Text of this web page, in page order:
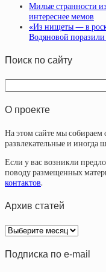
Милые странности
интереснее мемов
«Из нищеты — в
Водяновой поразили
Поиск по сайту
О проекте
На этом сайте мы
развлекательные и иногда
Если у вас возникли
поводу размещенных
контактов.
Архив статей
Архив
статей
Подписка по e-mail